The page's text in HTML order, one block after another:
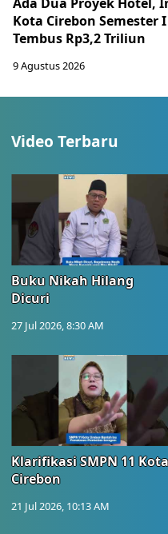
Kota Cirebon Semester I
Tembus Rp3,2 Triliun
9 Agustus 2026
Video Terbaru
Buku Nikah Hilang
Dicuri
27 Jul 2026, 8:30 AM
Klarifikasi SMPN 11 Kota
Cirebon
21 Jul 2026, 10:13 AM